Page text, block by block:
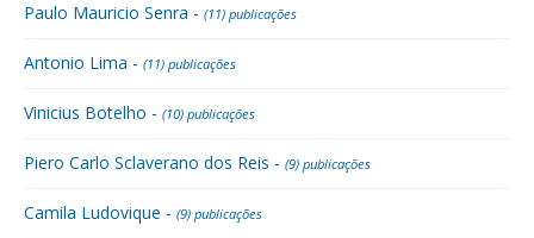
Paulo Mauricio Senra - (11) publicações
Antonio Lima - (11) publicações
Vinicius Botelho - (10) publicações
Piero Carlo Sclaverano dos Reis - (9) publicações
Camila Ludovique - (9) publicações